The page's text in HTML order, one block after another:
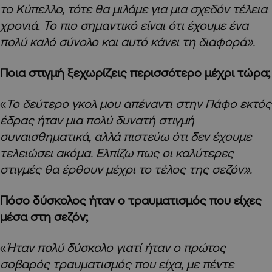
το Κύπελλο, τότε θα μιλάμε για μια σχεδόν τέλεια
χρονιά. Το πιο σημαντικό είναι ότι έχουμε ένα
πολύ καλό σύνολο και αυτό κάνει τη διαφορά».
Ποια στιγμή ξεχωρίζεις περισσότερο μέχρι τώρα;
«Το δεύτερο γκολ μου απέναντι στην Πάφο εκτός
έδρας ήταν μια πολύ δυνατή στιγμή
συναισθηματικά, αλλά πιστεύω ότι δεν έχουμε
τελειώσει ακόμα. Ελπίζω πως οι καλύτερες
στιγμές θα έρθουν μέχρι το τέλος της σεζόν».
Πόσο δύσκολος ήταν ο τραυματισμός που είχες
μέσα στη σεζόν;
«Ήταν πολύ δύσκολο γιατί ήταν ο πρώτος
σοβαρός τραυματισμός που είχα, με πέντε